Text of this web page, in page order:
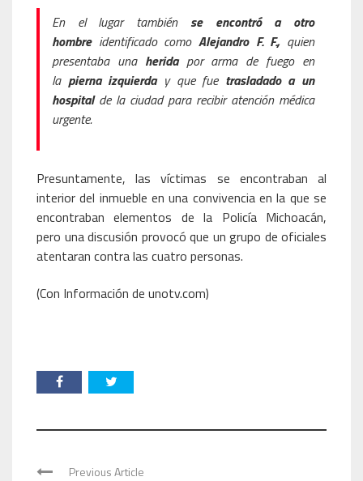
En el lugar también se encontró a otro
hombre identificado comoAlejandro F. F.,quien
presentaba una herida por arma de fuego en
la pierna izquierda y que fue trasladado a un
hospital de la ciudad para recibir atención médica
urgente.
Presuntamente, las víctimas se encontraban al
interior del inmueble en una convivencia en la que se
encontraban elementos de la Policía Michoacán,
pero una discusión provocó que un grupo de oficiales
atentaran contra las cuatro personas.
(Con Información de unotv.com)
Previous Article